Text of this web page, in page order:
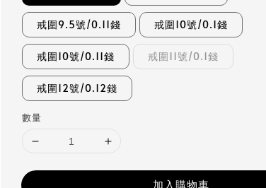
戒圍9.5號/0.11錢 戒圍10號/0.1錢
戒圍10號/0.11錢 戒圍11號/0.1錢
戒圍12號/0.12錢
數量
加入購物車